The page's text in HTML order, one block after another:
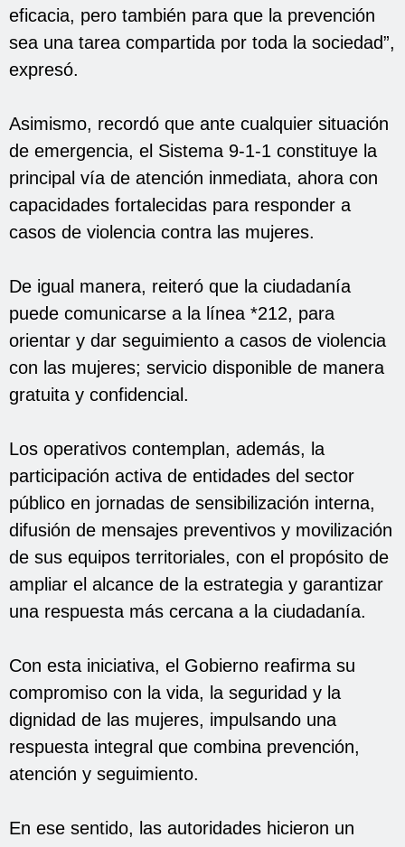
eficacia, pero también para que la prevención
sea una tarea compartida por toda la sociedad”,
expresó.
Asimismo, recordó que ante cualquier situación
de emergencia, el Sistema 9-1-1 constituye la
principal vía de atención inmediata, ahora con
capacidades fortalecidas para responder a
casos de violencia contra las mujeres.
De igual manera, reiteró que la ciudadanía
puede comunicarse a la línea *212, para
orientar y dar seguimiento a casos de violencia
con las mujeres; servicio disponible de manera
gratuita y confidencial.
Los operativos contemplan, además, la
participación activa de entidades del sector
público en jornadas de sensibilización interna,
difusión de mensajes preventivos y movilización
de sus equipos territoriales, con el propósito de
ampliar el alcance de la estrategia y garantizar
una respuesta más cercana a la ciudadanía.
Con esta iniciativa, el Gobierno reafirma su
compromiso con la vida, la seguridad y la
dignidad de las mujeres, impulsando una
respuesta integral que combina prevención,
atención y seguimiento.
En ese sentido, las autoridades hicieron un